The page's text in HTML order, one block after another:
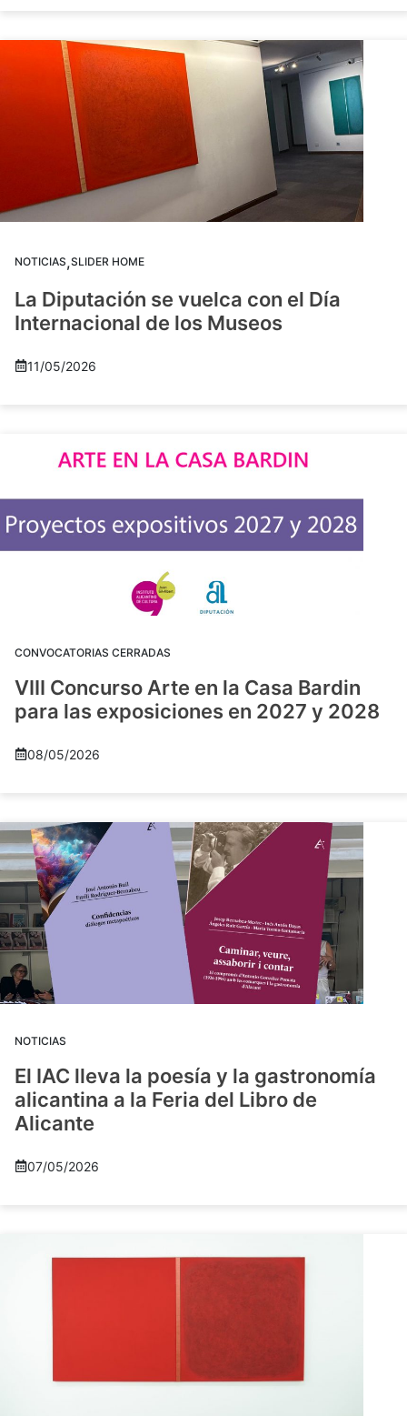
NOTICIAS,SLIDER HOME
La Diputación se vuelca con el Día
Internacional de los Museos
11/05/2026
CONVOCATORIAS CERRADAS
VIII Concurso Arte en la Casa Bardin
para las exposiciones en 2027 y 2028
08/05/2026
NOTICIAS
El IAC lleva la poesía y la gastronomía
alicantina a la Feria del Libro de
Alicante
07/05/2026